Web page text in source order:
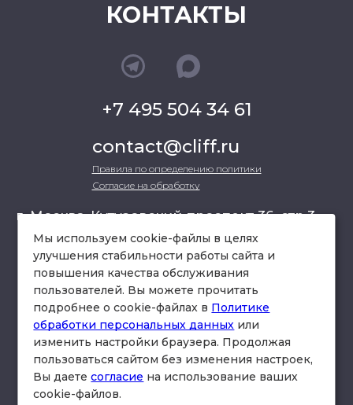
КОНТАКТЫ
+7 495 504 34 61
contact@cliff.ru
Правила по определению политики
Согласие на обработку
г. Москва, Кутузовский проспект 36, стр.3 ,
офис 301
схема проезда
Мы используем cookie-файлы в целях
улучшения стабильности работы сайта и
повышения качества обслуживания
пользователей. Вы можете прочитать
подробнее о cookie-файлах в Политике
обработки персональных данных или
изменить настройки браузера. Продолжая
пользоваться сайтом без изменения настроек,
Вы даетесогласие на использование ваших
cookie-файлов.